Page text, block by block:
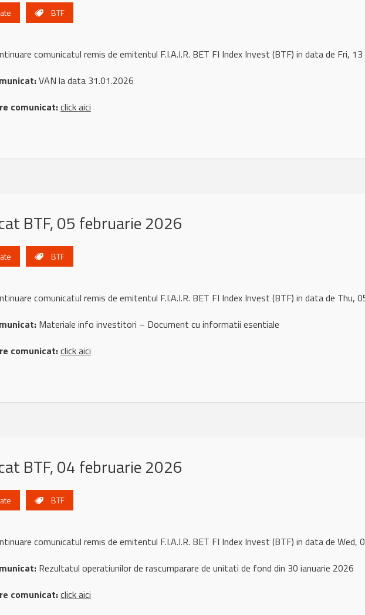
BTF
comunicatul remis de emitentul F.I.A.I.R. BET FI Index Invest (BTF) in data de Fri,
VAN la data 31.01.2026
comunicat:click aici
BTF, 05 februarie 2026
BTF
comunicatul remis de emitentul F.I.A.I.R. BET FI Index Invest (BTF) in data de Thu,
Materiale info investitori – Document cu informatii esentiale
comunicat:click aici
BTF, 04 februarie 2026
BTF
comunicatul remis de emitentul F.I.A.I.R. BET FI Index Invest (BTF) in data de Wed,
Rezultatul operatiunilor de rascumparare de unitati de fond din 30 ianuarie 2026
comunicat:click aici